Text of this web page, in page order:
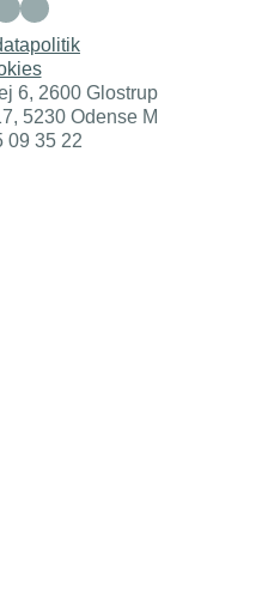
6, 2600 Glostrup
5230 Odense M
09 35 22